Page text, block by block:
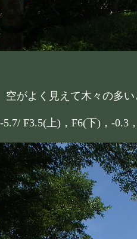
空がよく見えて木々の多
5.7/ F3.5(上)，F6(下)，-0.3